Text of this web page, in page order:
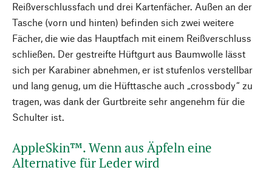
Reißverschlussfach und drei Kartenfächer. Außen an der
Tasche (vorn und hinten) befinden sich zwei weitere
Fächer, die wie das Hauptfach mit einem Reißverschluss
schließen. Der gestreifte Hüftgurt aus Baumwolle lässt
sich per Karabiner abnehmen, er ist stufenlos verstellbar
und lang genug, um die Hüfttasche auch „crossbody“ zu
tragen, was dank der Gurtbreite sehr angenehm für die
Schulter ist.
AppleSkin™. Wenn aus Äpfeln eine
Alternative für Leder wird